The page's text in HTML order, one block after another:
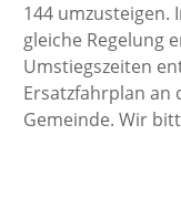
144 umzusteigen.
gleiche Regelung
Umstiegszeiten
Ersatzfahrplan an
Gemeinde. Wir